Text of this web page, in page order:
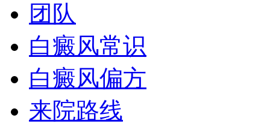
团队
白癜风常识
白癜风偏方
来院路线